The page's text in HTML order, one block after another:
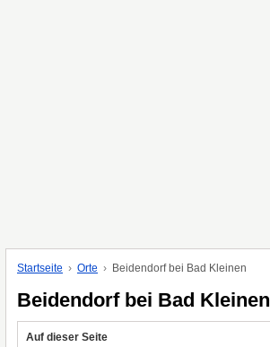
Startseite Orte Beidendorf bei Bad Kleinen
Beidendorf bei Bad Kleinen
Auf dieser Seite